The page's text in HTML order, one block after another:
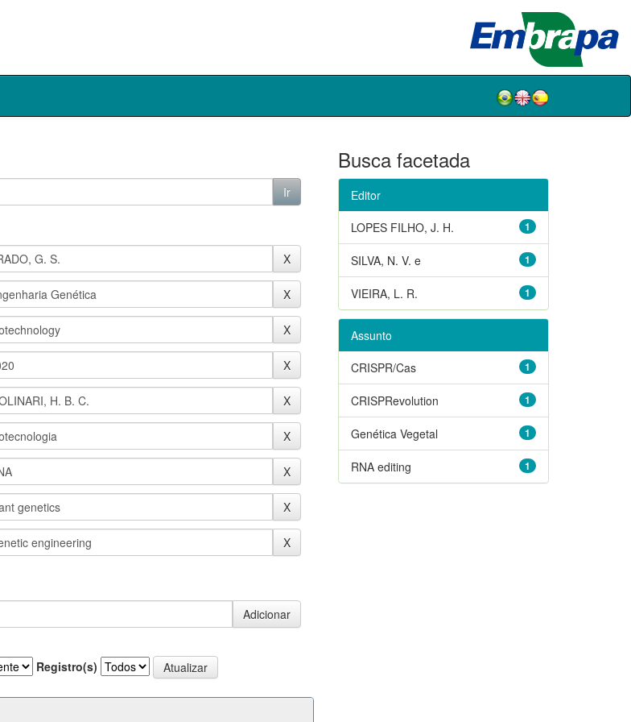
Registro(s)
Busca facetada
Editor
1
LOPES FILHO, J. H.
1
SILVA, N. V. e
1
VIEIRA, L. R.
Assunto
1
CRISPR/Cas
1
CRISPRevolution
1
Genética Vegetal
1
RNA editing